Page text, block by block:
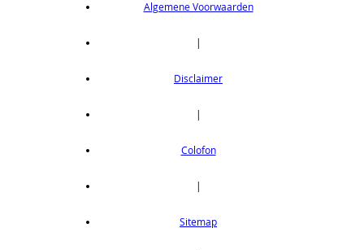
Algemene Voorwaarden
|
Disclaimer
|
Colofon
|
Sitemap